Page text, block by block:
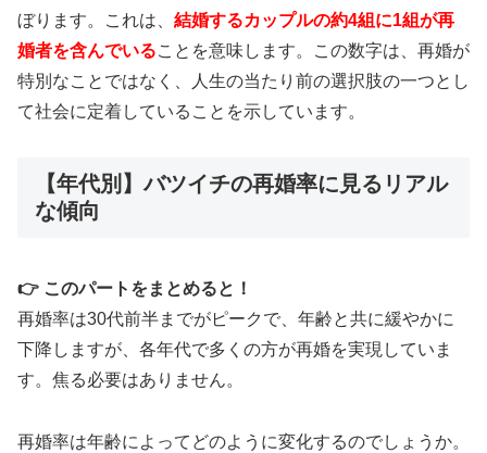
ぼります。これは、 結婚するカップルの約4組に1組が再
婚者を含んでいることを意味します。この数字は、再婚が
特別なことではなく、人生の当たり前の選択肢の一つとし
て社会に定着していることを示しています。
【年代別】バツイチの再婚率に見るリアル
な傾向
👉 このパートをまとめると！
再婚率は30代前半までがピークで、年齢と共に緩やかに
下降しますが、各年代で多くの方が再婚を実現していま
す。焦る必要はありません。
再婚率は年齢によってどのように変化するのでしょうか。